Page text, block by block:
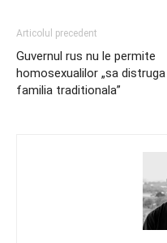
Articolul precedent
Guvernul rus nu le permite
homosexualilor „sa distruga
familia traditionala”